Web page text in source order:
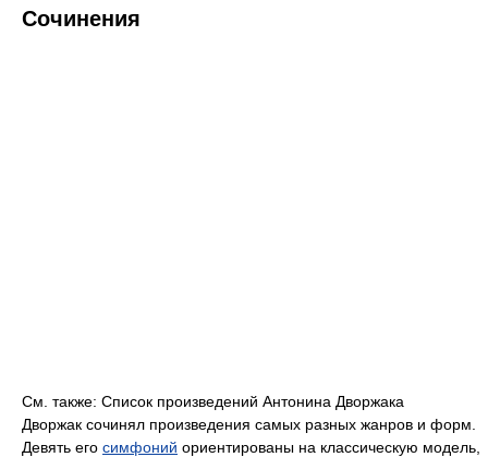
Сочинения
См. также: Список произведений Антонина Дворжака
Дворжак сочинял произведения самых разных жанров и форм.
Девять его симфоний ориентированы на классическую модель,